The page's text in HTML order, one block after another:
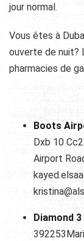
jour normal.
Vous êtes à
ouverte de nuit?
pharmacies de
Boots
Dxb 10
Airport
Diamond